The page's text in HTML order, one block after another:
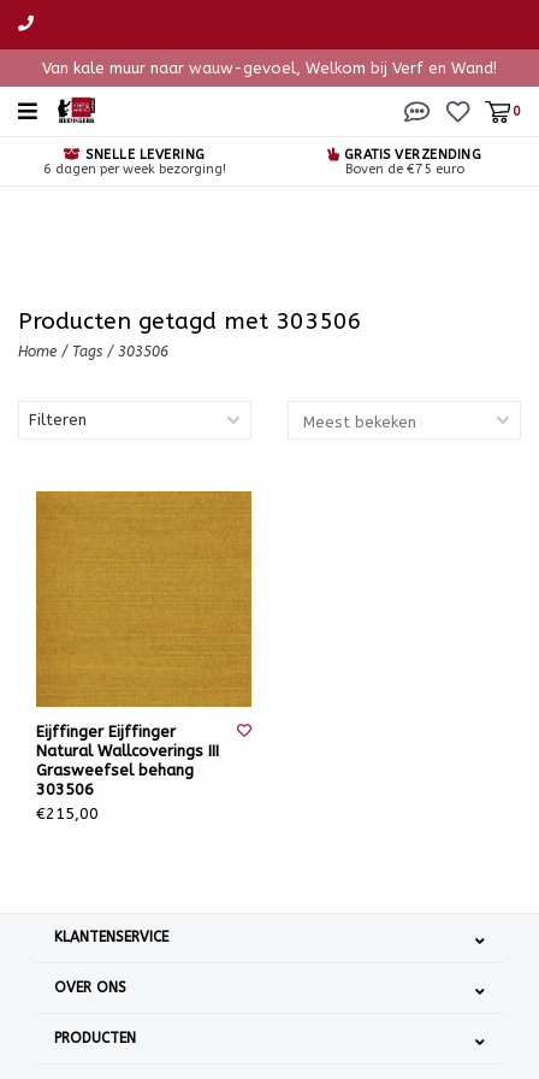
Van kale muur naar wauw-gevoel, Welkom bij Verf en Wand!
0
SNELLE LEVERING
6 dagen per week bezorging!
GRATIS VERZENDING
Boven de €75 euro
Producten getagd met 303506
Home / Tags / 303506
Filteren
Eijffinger Eijffinger
Natural Wallcoverings III
Grasweefsel behang
303506
€215,00
KLANTENSERVICE
OVER ONS
PRODUCTEN